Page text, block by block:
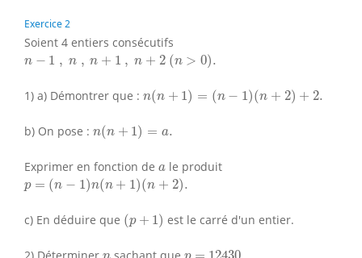
Exercice 2
Soient 4 entiers consécutifs
n − 1 , n , n + 1 , n + 2 (n > 0).
n−1, n , n+1,n +2 (n>0).
1) a) Démontrer que : n(n + 1) = (n − 1)(n + 2) + 2.
(n 1 )= 1 +2)+ 2.
b) On pose : n(n + 1) = a.
(n 1 )=
Exprimer en fonction de a
a le produit
p = (n − 1)n(n + 1)(n + 2).
= n− n(n 1 n +2).
c) En déduire que (p + 1)
(p 1 ) est le carré d'un entier.
n p 12430.